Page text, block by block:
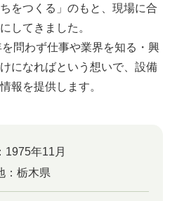
をつくる」のもと、現場に合
してきました。
問わず仕事や業界を知る・興
になればという想いで、設備
報を提供します。
1975年11月
栃木県